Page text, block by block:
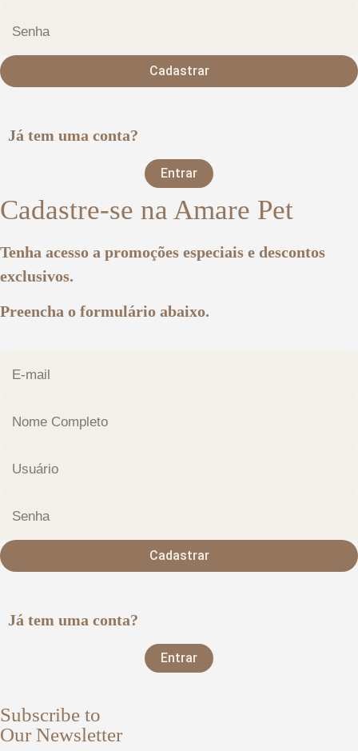
Cadastrar
Já tem uma conta?
Entrar
Cadastre-se na Amare Pet
Tenha acesso a promoções especiais e descontos
exclusivos.
Preencha o formulário abaixo.
Cadastrar
Já tem uma conta?
Entrar
Subscribe to
Our Newsletter